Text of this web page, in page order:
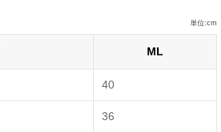
単位:cm
ML
40
36